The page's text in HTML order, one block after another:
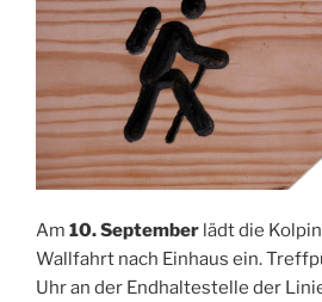
Am 10. September lädt die
Wallfahrt nach Einhaus ein.
Uhr an der Endhaltestelle der